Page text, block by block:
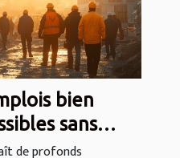
bien
sans
de profonds